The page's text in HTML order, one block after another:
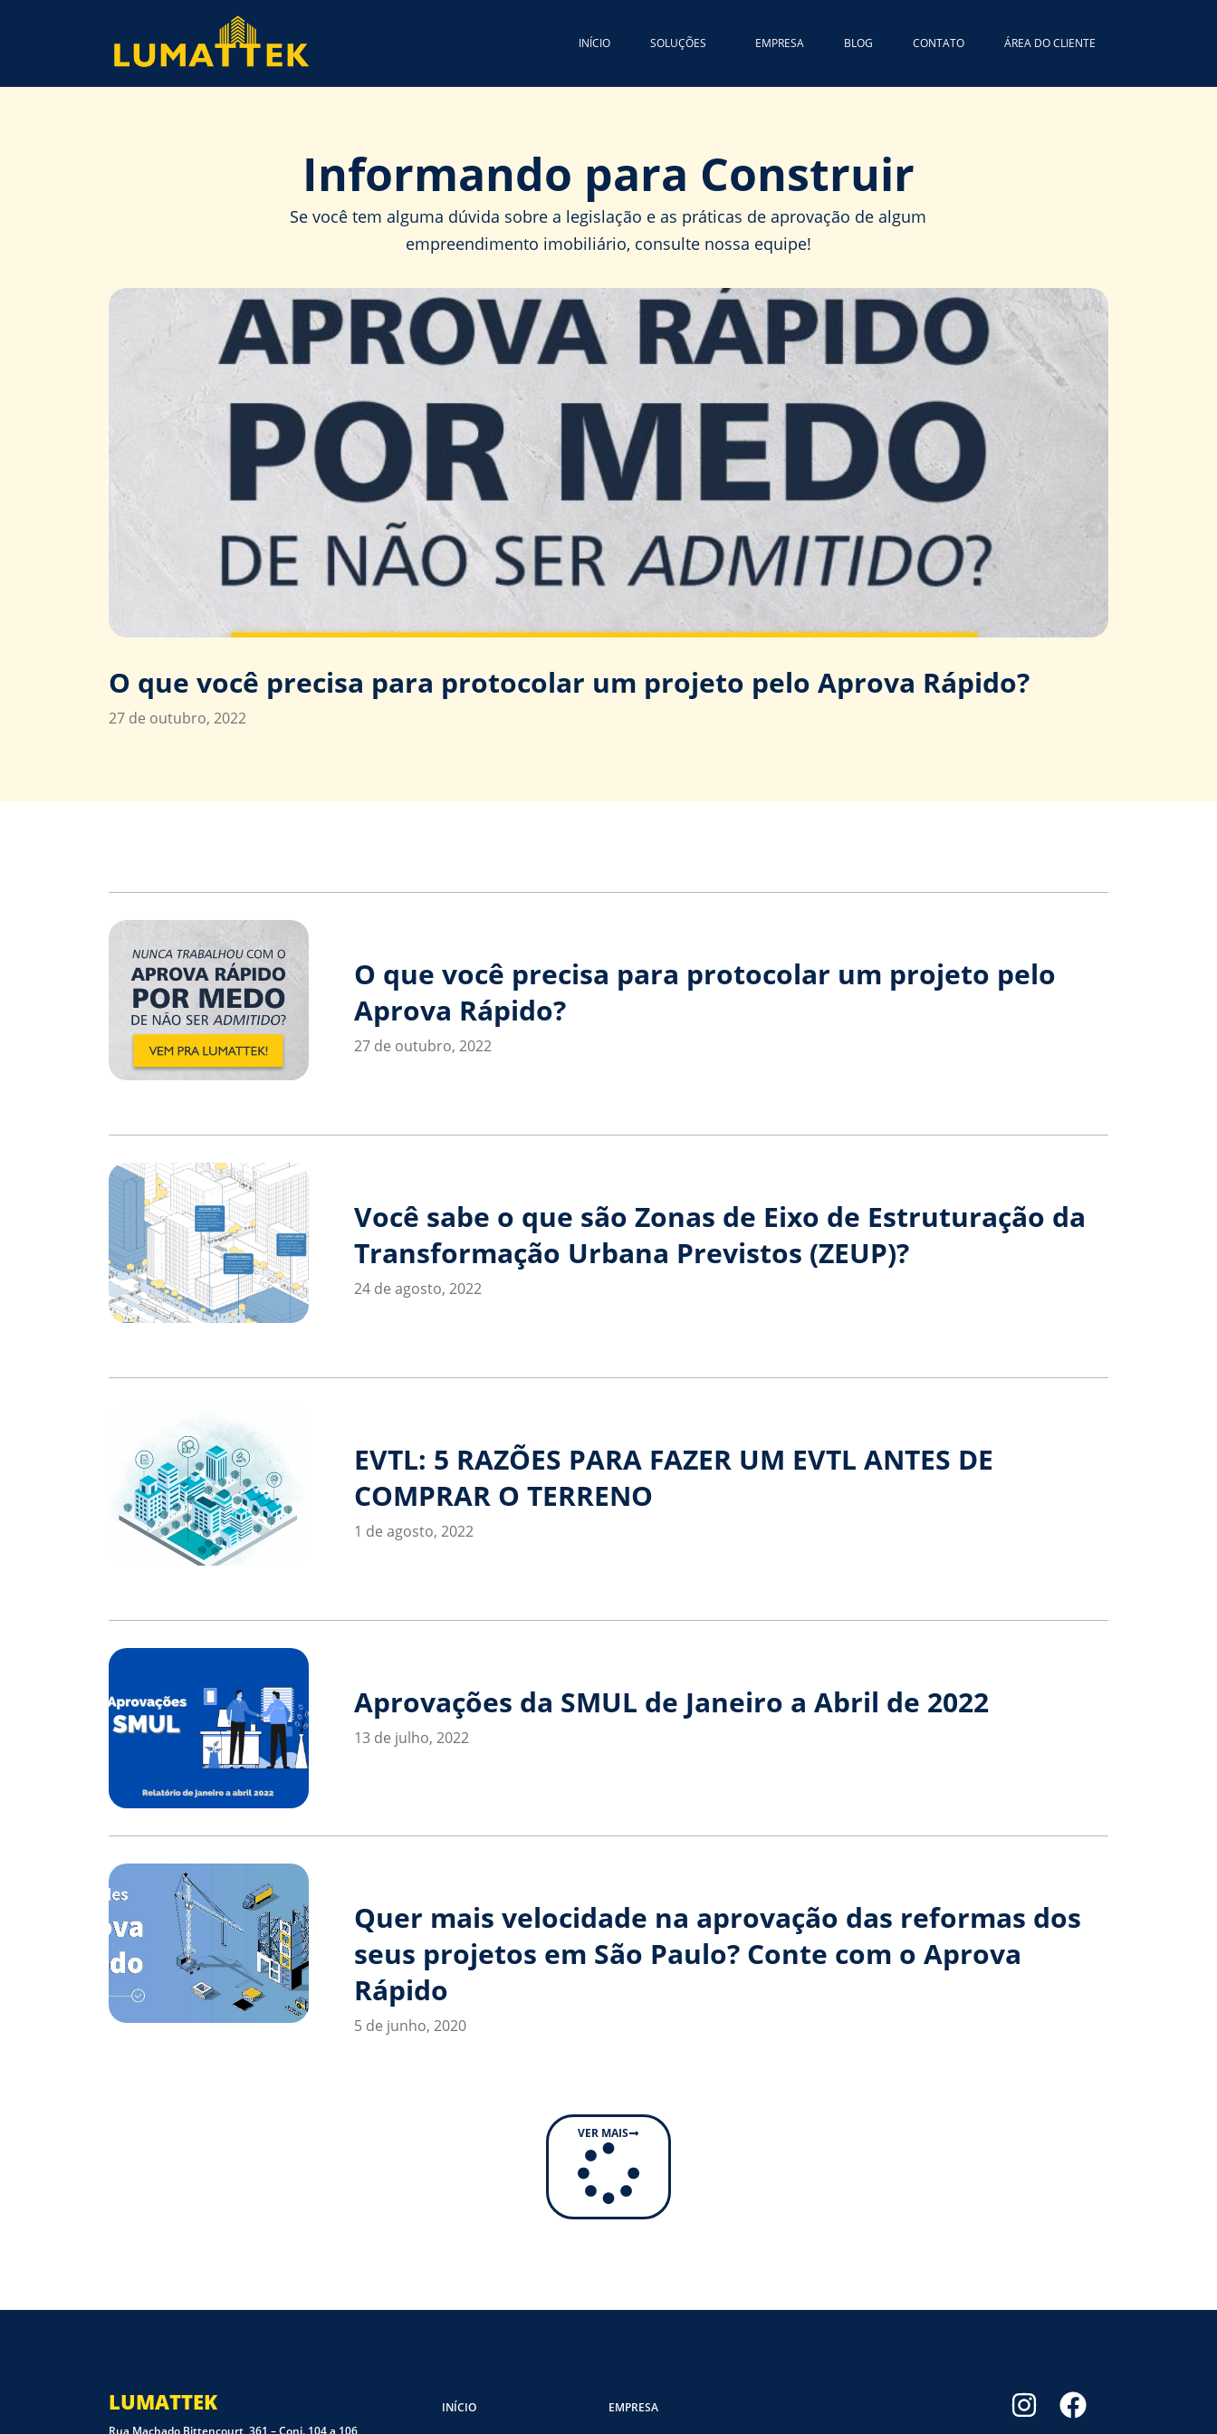
INÍCIO SOLUÇÕES EMPRESA BLOG CONTATO ÁREA DO CLIENTE
Informando para Construir
Se você tem alguma dúvida sobre a legislação e as práticas de aprovação de algum
empreendimento imobiliário, consulte nossa equipe!
O que você precisa para protocolar um projeto pelo Aprova Rápido?
27 de outubro, 2022
O que você precisa para protocolar um projeto pelo
Aprova Rápido?
27 de outubro, 2022
Você sabe o que são Zonas de Eixo de Estruturação da
Transformação Urbana Previstos (ZEUP)?
24 de agosto, 2022
EVTL: 5 RAZÕES PARA FAZER UM EVTL ANTES DE
COMPRAR O TERRENO
1 de agosto, 2022
Aprovações da SMUL de Janeiro a Abril de 2022
13 de julho, 2022
Quer mais velocidade na aprovação das reformas dos
seus projetos em São Paulo? Conte com o Aprova
Rápido
5 de junho, 2020
VER MAIS
LUMATTEK
Rua Machado Bittencourt, 361 – Conj. 104 a 106
INÍCIO EMPRESA